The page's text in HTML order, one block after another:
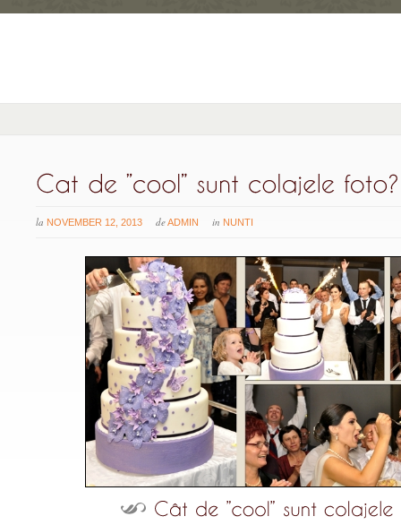
la NOVEMBER 12, 2013 deADMIN in NUNTI